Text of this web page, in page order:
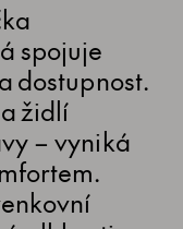
spojuje
dostupnost.
židlí
– vyniká